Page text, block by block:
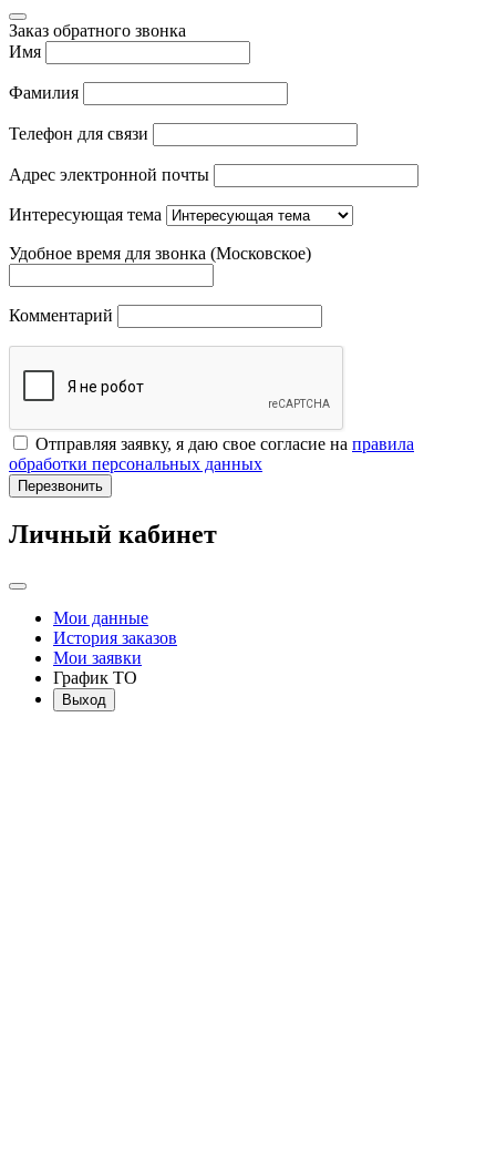
Заказ обратного звонка
Имя
Фамилия
Телефон для связи
Адрес электронной почты
Интересующая тема
Удобное время для звонка (Московское)
Комментарий
Отправляя заявку, я даю свое согласие на правила
обработки персональных данных
Перезвонить
Личный кабинет
Мои данные
История заказов
Мои заявки
График ТО
Выход